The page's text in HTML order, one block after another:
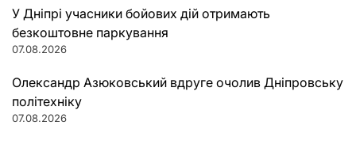
У Дніпрі учасники бойових дій отримають
безкоштовне паркування
07.08.2026
Олександр Азюковський вдруге очолив Дніпровську
політехніку
07.08.2026